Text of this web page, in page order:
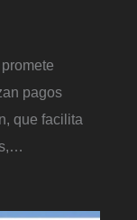
pagos
que facilita